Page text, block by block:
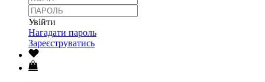
Увійти
Нагадати пароль
Зареєструватись